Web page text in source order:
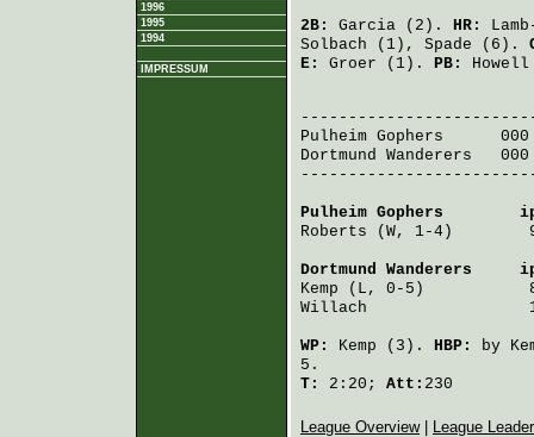
1996
1995
1994
IMPRESSUM
2B: Garcia (2). HR:
Solbach (1), Spade (6).
E: Groer (1). PB: Howell
Pulheim Gophers
Dortmund Wanderers
Pulheim Gophers
Roberts (W, 1-4)
Dortmund Wanderers
Kemp (L, 0-5)
Willach
WP: Kemp (3). HBP: by
5.
T:
2:20; Att: 230
League Overview| League